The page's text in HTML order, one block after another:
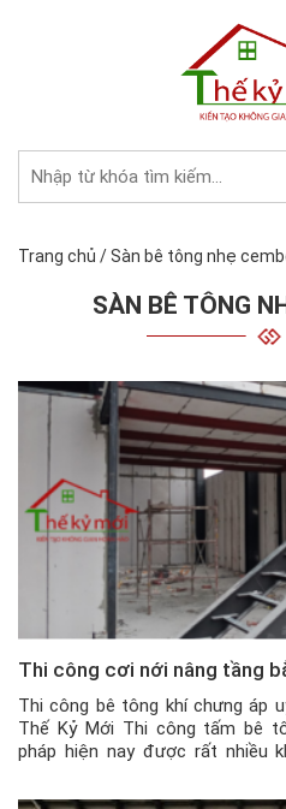
Trang chủ /Sàn bê tông nhẹ
SÀN BÊ TÔNG
Thi công cơi nới nâng tầng
Thi công bê tông khí chưng áp
Thế Kỷ Mới Thi công tấm bê
pháp hiện nay được rất nhiều
nhẹ, thi […]